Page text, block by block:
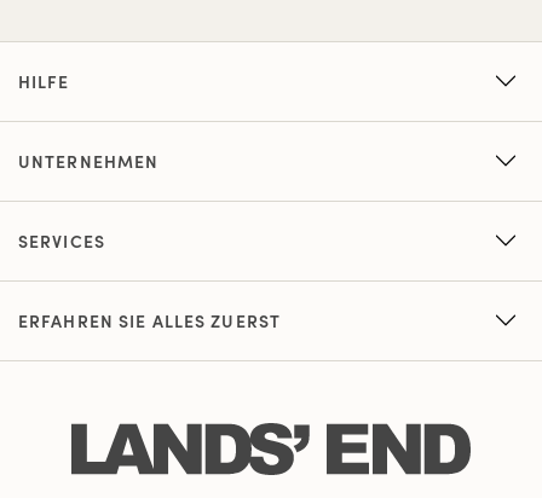
HILFE
UNTERNEHMEN
SERVICES
ERFAHREN SIE ALLES ZUERST